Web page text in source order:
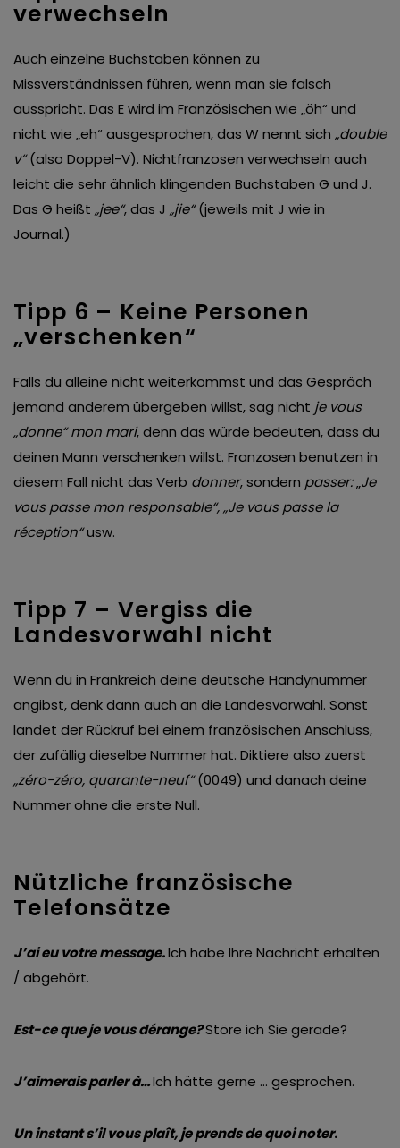
verwechseln
Auch einzelne Buchstaben können zu
Missverständnissen führen, wenn man sie falsch
ausspricht. Das E wird im Französischen wie „öh“ und
nicht wie „eh“ ausgesprochen, das W nennt sich „double
v“(also Doppel-V). Nichtfranzosen verwechseln auch
leicht die sehr ähnlich klingenden Buchstaben G und J.
Das G heißt „jee“, das J „jie“(jeweils mit J wie in
Journal.)
Tipp 6 – Keine Personen
„verschenken“
Falls du alleine nicht weiterkommst und das Gespräch
jemand anderem übergeben willst, sag nicht je vous
„donne“ mon mari, denn das würde bedeuten, dass du
deinen Mann verschenken willst. Franzosen benutzen in
diesem Fall nicht das Verb donner, sondern passer:„Je
vous passe mon responsable“, „Je vous passe la
réception“usw.
Tipp 7 – Vergiss die
Landesvorwahl nicht
Wenn du in Frankreich deine deutsche Handynummer
angibst, denk dann auch an die Landesvorwahl. Sonst
landet der Rückruf bei einem französischen Anschluss,
der zufällig dieselbe Nummer hat. Diktiere also zuerst
„zéro-zéro, quarante-neuf“(0049) und danach deine
Nummer ohne die erste Null.
Nützliche französische
Telefonsätze
J’ai eu votre message.Ich habe Ihre Nachricht erhalten
/ abgehört.
Est-ce que je vous dérange?Störe ich Sie gerade?
J’aimerais parler à…Ich hätte gerne … gesprochen.
Un instant s’il vous plaît, je prends de quoi noter.